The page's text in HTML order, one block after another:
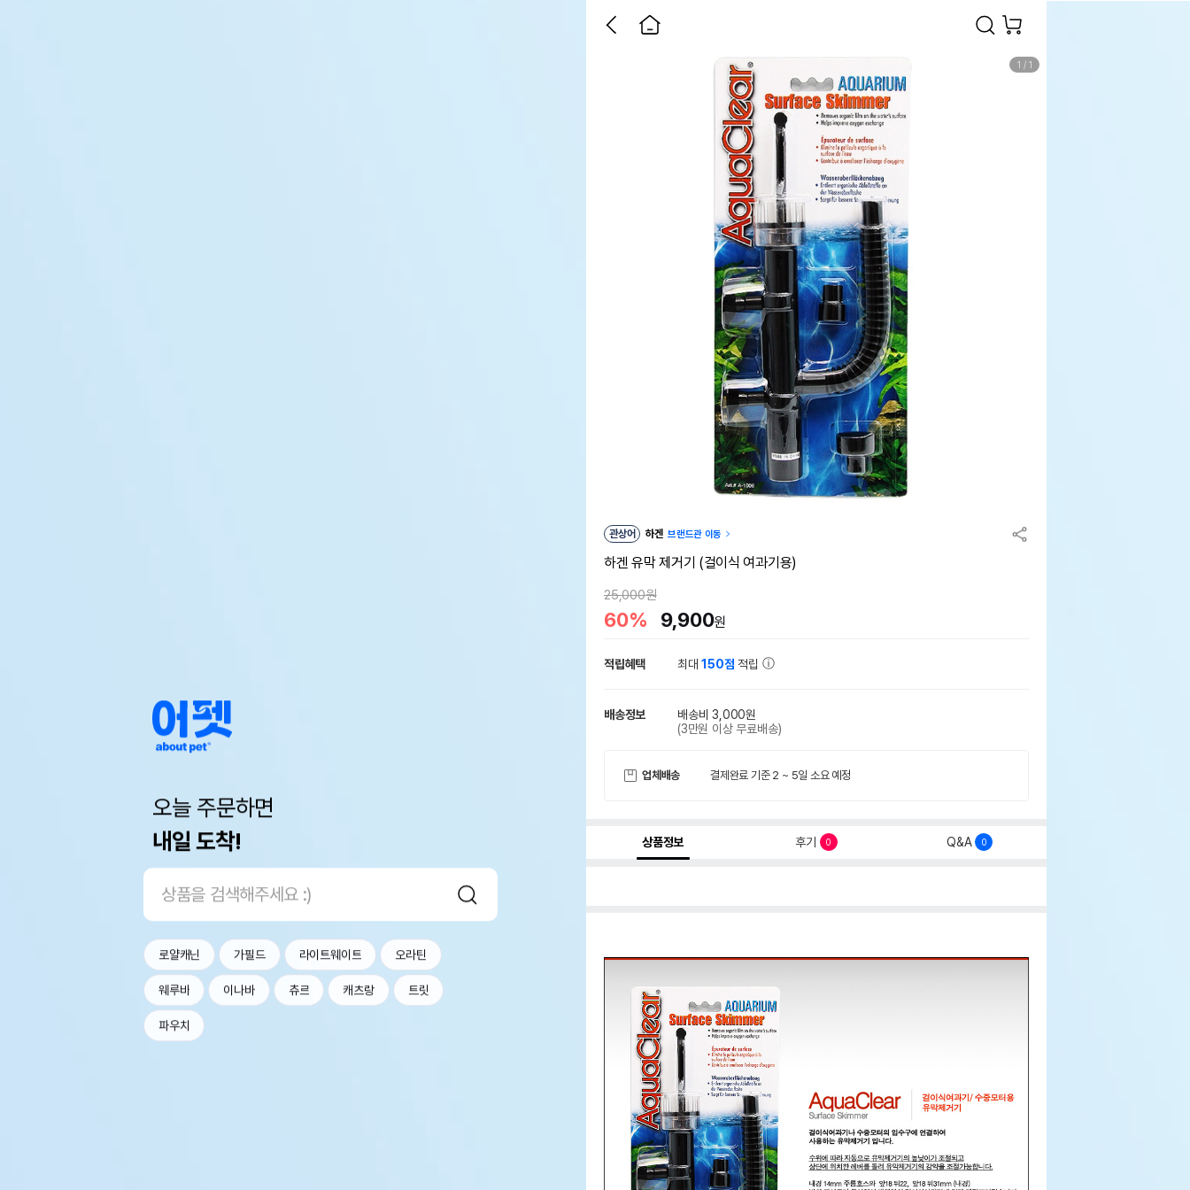
오늘 주문하면
내일 도착!
로얄캐닌 가필드 라이트웨이트 오라틴
웨루바 이나바 츄르 캐츠랑 트릿
파우치
1 / 1
관상어 하겐 브랜드관 이동
하겐 유막 제거기 (걸이식 여과기용)
25,000원
60% 9,900원
적립혜택 최대150점 적립
배송정보
배송비 3,000원
(3만원 이상 무료배송)
업체배송 결제완료 기준 2 ~ 5일 소요 예정
상품정보 후기 0 Q&A 0